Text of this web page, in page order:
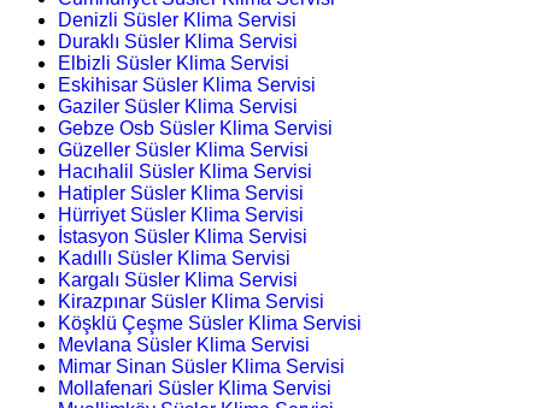
Denizli Süsler Klima Servisi
Duraklı Süsler Klima Servisi
Elbizli Süsler Klima Servisi
Eskihisar Süsler Klima Servisi
Gaziler Süsler Klima Servisi
Gebze Osb Süsler Klima Servisi
Güzeller Süsler Klima Servisi
Hacıhalil Süsler Klima Servisi
Hatipler Süsler Klima Servisi
Hürriyet Süsler Klima Servisi
İstasyon Süsler Klima Servisi
Kadıllı Süsler Klima Servisi
Kargalı Süsler Klima Servisi
Kirazpınar Süsler Klima Servisi
Köşklü Çeşme Süsler Klima Servisi
Mevlana Süsler Klima Servisi
Mimar Sinan Süsler Klima Servisi
Mollafenari Süsler Klima Servisi